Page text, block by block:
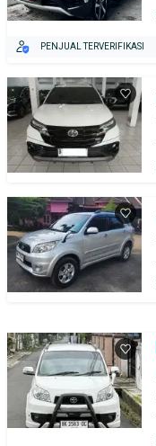
PENJUAL TERVERIFIKASI